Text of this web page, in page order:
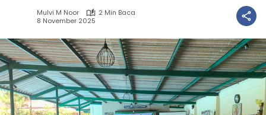
Mulvi M Noor
2 Min Baca
8 November 2025